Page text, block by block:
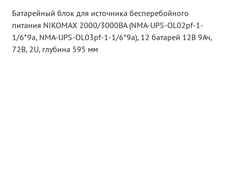
Батарейный блок для источника бесперебойного
питания NIKOMAX 2000/3000ВА (NMA-UPS-OL02pf-1-
1/6*9a, NMA-UPS-OL03pf-1-1/6*9a), 12 батарей 12В 9Ач,
72В, 2U, глубина 595 мм